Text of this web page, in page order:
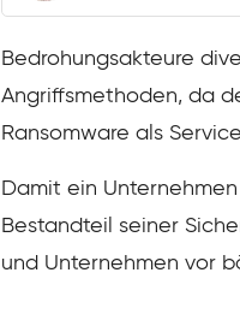
Bedrohungsakteure
Angriffsmethoden, da
Ransomware als
Damit ein
Bestandteil seiner
und Unternehmen vor